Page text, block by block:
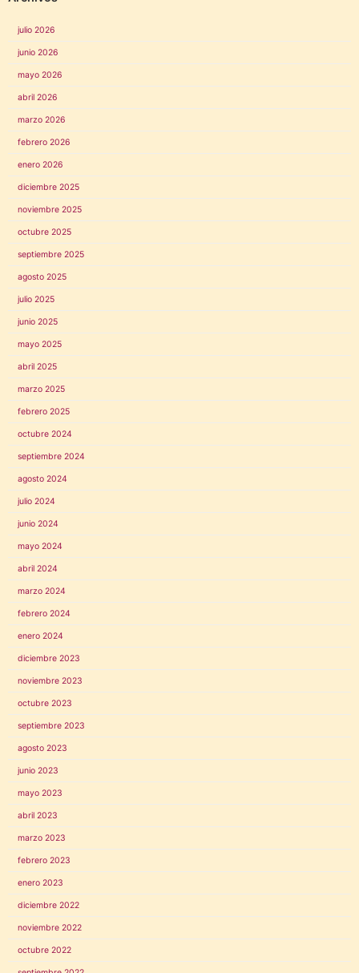
julio 2026
junio 2026
mayo 2026
abril 2026
marzo 2026
febrero 2026
enero 2026
diciembre 2025
noviembre 2025
octubre 2025
septiembre 2025
agosto 2025
julio 2025
junio 2025
mayo 2025
abril 2025
marzo 2025
febrero 2025
octubre 2024
septiembre 2024
agosto 2024
julio 2024
junio 2024
mayo 2024
abril 2024
marzo 2024
febrero 2024
enero 2024
diciembre 2023
noviembre 2023
octubre 2023
septiembre 2023
agosto 2023
junio 2023
mayo 2023
abril 2023
marzo 2023
febrero 2023
enero 2023
diciembre 2022
noviembre 2022
octubre 2022